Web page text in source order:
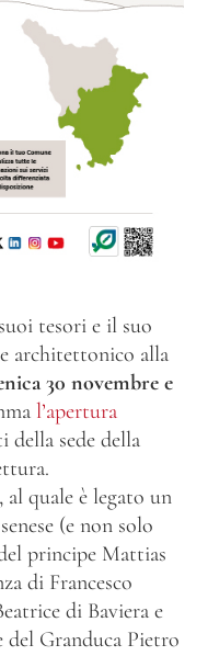
tesori e il suo
architettonico alla
30 novembre e
l’apertura
della sede della
quale è legato un
(e non solo
principe Mattias
di Francesco
di Baviera e
del Granduca Pietro